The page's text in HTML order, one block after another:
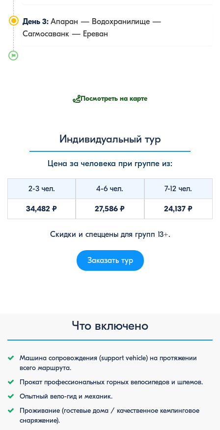
День 3: Апаран — Водохранилище —
Сагмосаванк — Ереван
Посмотреть на карте
Индивидуальный тур
Цена за человека при группе из:
2-3 чел.
34,482 ₽
4-6 чел.
27,586 ₽
7-12 чел.
24,137 ₽
Скидки и спеццены для групп 13+.
Заказать тур
Что включено
Машина сопровождения (support vehicle) на протяжении
всего маршрута.
Прокат профессиональных горных велосипедов и шлемов.
Опытный вело-гид и механик.
Проживание (гостевые дома / качественное кемпинговое
снаряжение).